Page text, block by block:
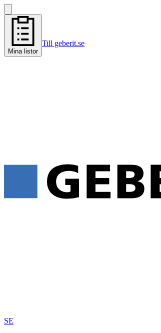
Mina listor
Till geberit.se
SE